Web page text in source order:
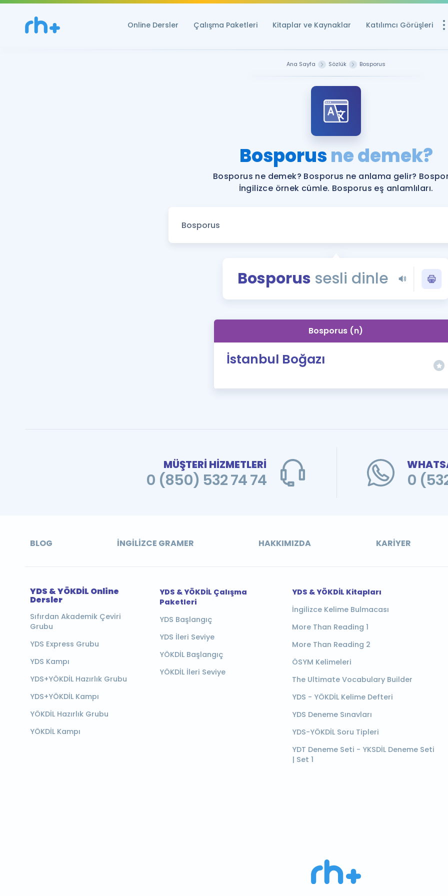
Online Dersler Çalışma Paketleri Kitaplar ve Kaynaklar Katılımcı Görüşleri
YDS ve YÖKDİL
YDS ve YÖKDİL'e
Tüm ÖSYM
YDS - YÖKDİL
İngilizce Gramer
Ana Sayfa Sözlük Bosporus
Bosporusne demek?
Bosporus ne demek? Bosporus ne anlama gelir?
İngilizce örnek cümle. Bosporus eş anlamlıları.
Bosporus sesli dinle
Bosporus (n)
İstanbul Boğazı
MÜŞTERİ HİZMETLERİ
0 (850) 532 74 74 0
BLOG İNGILIZCE GRAMER HAKKIMIZDA KARIYER
YDS & YÖKDİL Online
Dersler
Sıfırdan Akademik Çeviri
Grubu
YDS Express Grubu
YDS Kampı
YDS+YÖKDİL Hazırlık Grubu
YDS+YÖKDİL Kampı
YÖKDİL Hazırlık Grubu
YÖKDİL Kampı
YDS & YÖKDİL Çalışma
Paketleri
YDS Başlangıç
YDS İleri Seviye
YÖKDİL Başlangıç
YÖKDİL İleri Seviye
YDS & YÖKDİL Kitapları
İngilizce Kelime Bulmacası
More Than Reading 1
More Than Reading 2
ÖSYM Kelimeleri
The Ultimate Vocabulary Builder
YDS - YÖKDİL Kelime Defteri
YDS Deneme Sınavları
YDS-YÖKDİL Soru Tipleri
YDT Deneme Seti - YKSDİL Deneme Seti
| Set 1